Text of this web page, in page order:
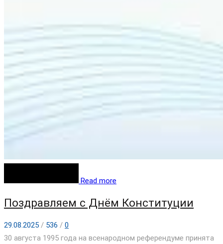
Read more
Поздравляем с Днём Конституции
29.08.2025 / 536 / 0
30 августа 1995 года на всенародном референдуме принята